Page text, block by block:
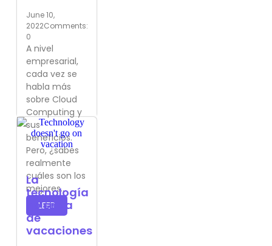
June 10,
2022Comments:
0
A nivel
empresarial,
cada vez se
habla más
sobre Cloud
Computing y
sus
beneficios.
Pero, ¿sabes
realmente
cuáles son los
mejores...
LEER
La
tecnología
no se va
de
vacaciones